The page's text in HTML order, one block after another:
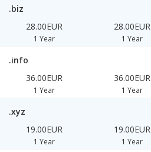
.biz
28.00EUR
1 Year
28.00EUR
1 Year
.info
36.00EUR
1 Year
36.00EUR
1 Year
.xyz
19.00EUR
1 Year
19.00EUR
1 Year